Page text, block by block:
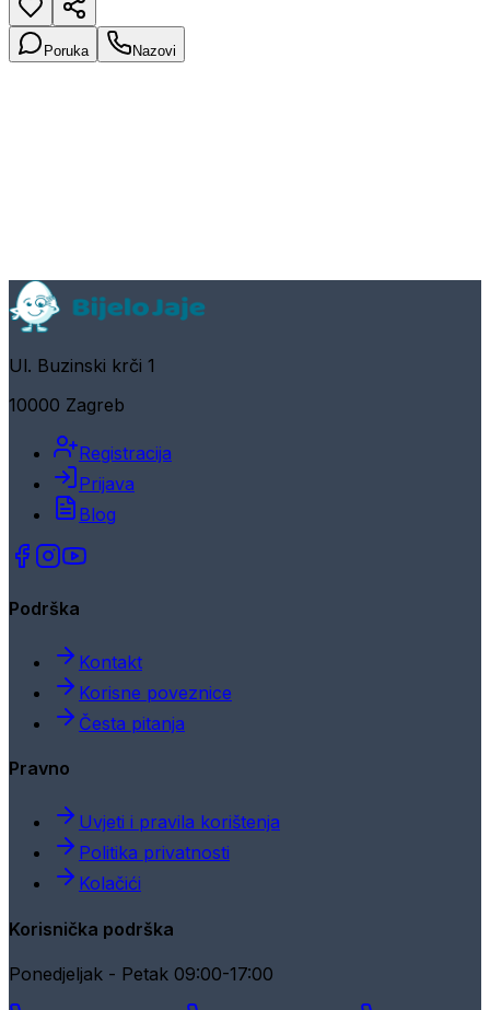
Poruka Nazovi
Ul. Buzinski krči 1
10000 Zagreb
Registracija
Prijava
Blog
Podrška
Kontakt
Korisne poveznice
Česta pitanja
Pravno
Uvjeti i pravila korištenja
Politika privatnosti
Kolačići
Korisnička podrška
Ponedjeljak - Petak 09:00-17:00